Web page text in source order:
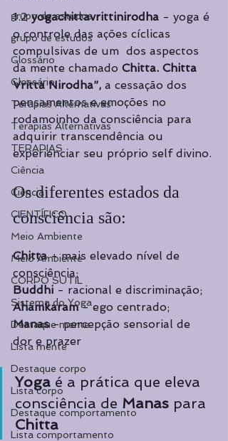
grupo de estudos
grupo de estudos
Glossário
Glossário
Terapias Alternativas
Terapias Alternativas
TERAPIAS
Ciência
Ciência
CIENTÍFICO
Meio Ambiente
Meio Ambiente
CORPO SUTIL
Sistema do Yoga
Destaque mente
Lista mente
Destaque corpo
Lista corpo
Destaque comportamento
Lista comportamento
1.2 yogachittavrittinirodha - yoga é
o controle das ações cíclicas
compulsivas de um  dos aspectos
da mente chamado Chitta. Chitta
Vritta Nirodha”, a cessação dos
pensamentos e emoções no
rodamoinho da consciência para
adquirir transcendência ou
experienciar seu próprio self divino.
Os diferentes estados da
consciência são:
Chitta - mais elevado nível de
consciência;
Buddhi - racional e discriminação;
Ahamkaram - ego centrado;
Manas - percepção sensorial de
dor e prazer
Yoga é a prática que eleva
consciência de Manas para
Chitta